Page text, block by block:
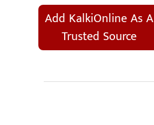
Add KalkiOnline As A
Trusted Source